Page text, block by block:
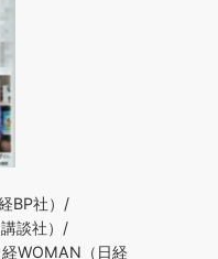
BP社）/
談社）/
WOMAN（日経